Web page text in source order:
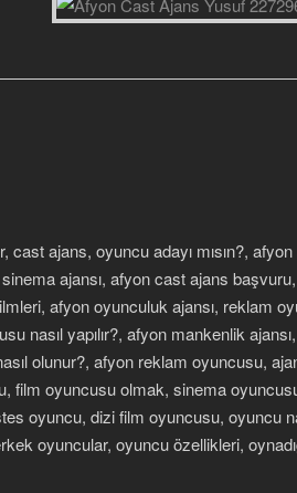
ajans, oyuncu adayı mısın?,
ajansı, afyon cast ajans
afyon oyunculuk ajansı, reklam
nasıl yapılır?, afyon mankenlik
olunur?, afyon reklam oyuncusu,
film oyuncusu olmak, sinema
oyuncu, dizi film oyuncusu, oyuncu
oyuncular, oyuncu özellikleri,